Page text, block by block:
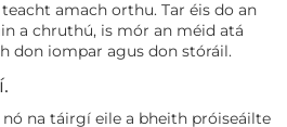
amach orthu. Tar éis do an
a chruthú, is mór an méid atá
don iompar agus don stóráil.
na táirgí eile a bheith próiseáilte